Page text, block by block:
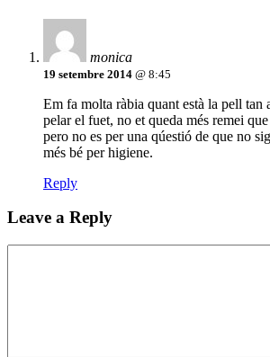
monica
19 setembre 2014 @ 8:45
Em fa molta ràbia quant està la pell tan
pelar el fuet, no et queda més remei
pero no es per una qúestió de que no
més bé per higiene.
Reply
Leave a Reply